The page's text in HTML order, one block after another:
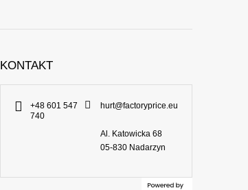
KONTAKT
+48 601 547
740
hurt@factoryprice.eu
Al. Katowicka 68
05-830 Nadarzyn